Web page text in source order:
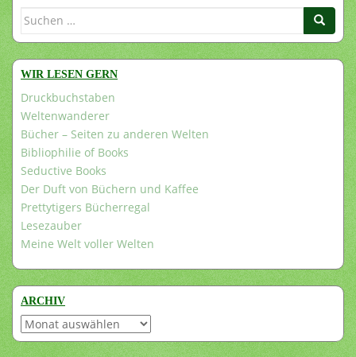
Suchen
WIR LESEN GERN
Druckbuchstaben
Weltenwanderer
Bücher – Seiten zu anderen Welten
Bibliophilie of Books
Seductive Books
Der Duft von Büchern und Kaffee
Prettytigers Bücherregal
Lesezauber
Meine Welt voller Welten
ARCHIV
Archiv